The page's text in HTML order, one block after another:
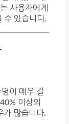
사용자에게
수 있습니다.
이 매우 길
이상의
가 많습니다.